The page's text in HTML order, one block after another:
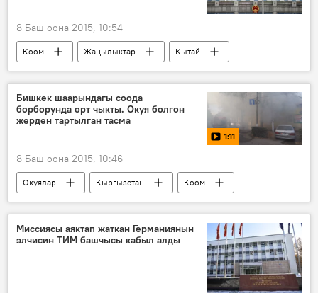
8 Баш оона 2015, 10:54
Коом Жаңылыктар
Кытай
Канайым Бактыгулова
элчи
журналист
Бишкек шаарындагы соода
борборунда өрт чыкты. Окуя болгон
жерден тартылган тасма
1:11
8 Баш оона 2015, 10:46
Окуялар Кыргызстан
Коом
Видео
Жаңылыктар
Миссиясы аяктап жаткан Германиянын
элчисин ТИМ башчысы кабыл алды